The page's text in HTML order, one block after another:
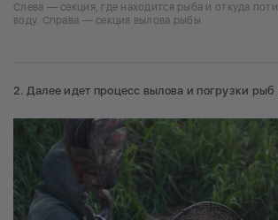
Слева — секция, где находится рыба и откуда
воду. Справа — секция вылова рыбы
2. Далее идет процесс вылова и погрузки рыб